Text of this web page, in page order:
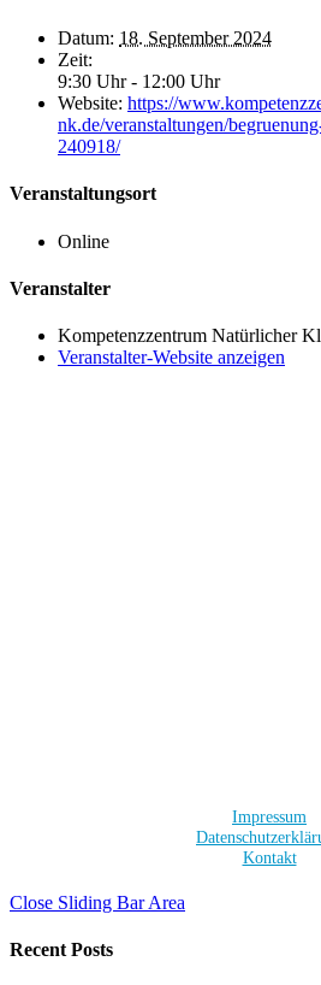
Datum: 18. September 2024
Zeit:
9:30 Uhr - 12:00 Uhr
Website: https://
nk.de/veranstaltungen/
240918/
Veranstaltungsort
Online
Veranstalter
Kompetenzzentrum Natürlicher
Veranstalter-Website anzeigen
Impressum
Kontakt
Close Sliding Bar Area
Recent Posts